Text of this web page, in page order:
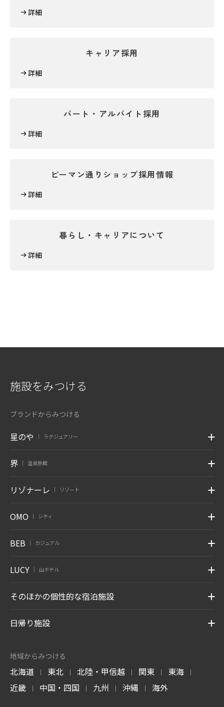
詳細
キャリア採用
詳細
パート・アルバイト採用
詳細
ピーマン通りショップ採用情報
詳細
暮らし・キャリアについて
詳細
施設をみつける
ブランドからみつける
星のや ラグジュアリー
界 温泉旅館
リゾナーレ リゾート
OMO シティ
BEB カジュアル
LUCY 山ホテル
そのほかの個性的な宿泊施設
日帰り施設
地域からみつける
北海道 | 東北 | 北陸・甲信越 | 関東 | 東海 |
近畿 | 中国・四国 | 九州 | 沖縄 | 海外